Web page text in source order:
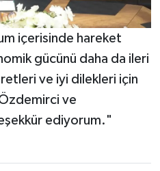
içerisinde hareket
gücünü daha da ileri
ve iyi dilekleri için
ve
ediyorum."